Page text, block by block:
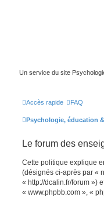
Un service du site
Accès rapide FAQ
Psychologie, éducation
Le forum des
Cette politique explique
(désignés ci-après par «
« http://dcalin.fr/forum »)
« www.phpbb.com », «